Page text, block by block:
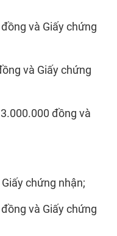
và Giấy chứng
và Giấy chứng
đồng và
chứng nhận;
và Giấy chứng